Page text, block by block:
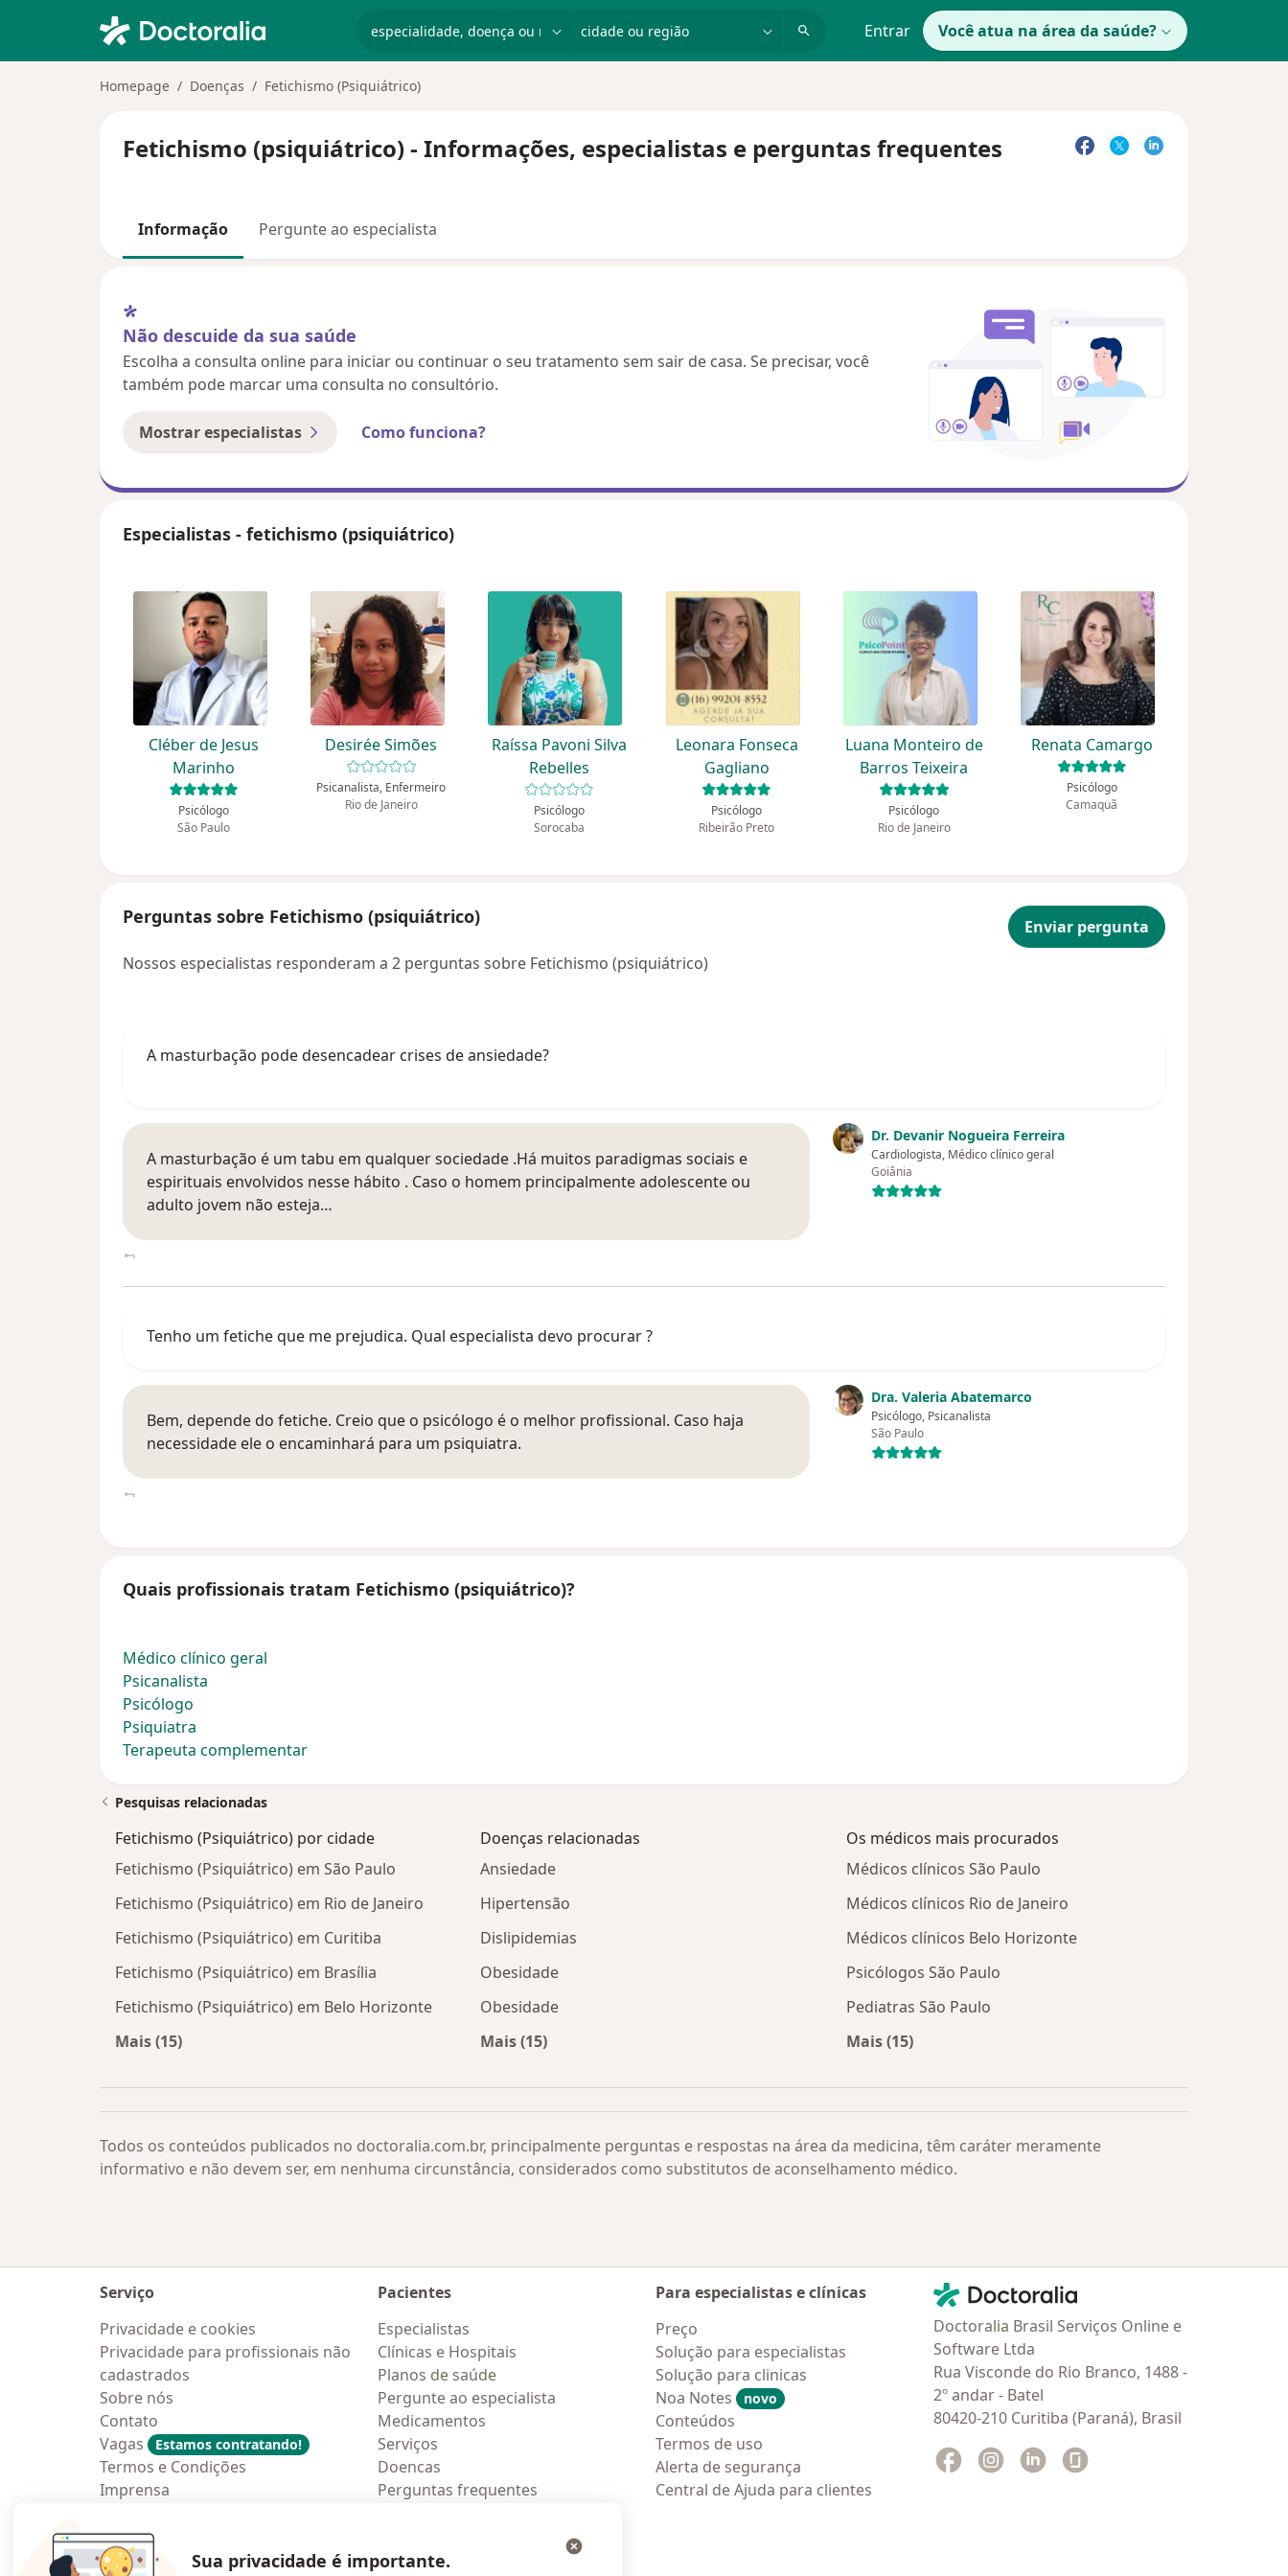
Entrar Você atua na área da saúde?
Homepage Doenças Fetichismo (Psiquiátrico)
Fetichismo (psiquiátrico) - Informações, especialistas e perguntas frequentes
Informação Pergunte ao especialista
Não descuide da sua saúde
Escolha a consulta online para iniciar ou continuar o seu tratamento sem sair de casa. Se precisar, você
também pode marcar uma consulta no consultório.
Mostrar especialistas Como funciona?
Especialistas - fetichismo (psiquiátrico)
Cléber de Jesus
Marinho
Psicólogo
São Paulo
Desirée Simões
Psicanalista, Enfermeiro
Rio de Janeiro
Raíssa Pavoni Silva
Rebelles
Psicólogo
Sorocaba
Leonara Fonseca
Gagliano
Psicólogo
Ribeirão Preto
Luana Monteiro de
Barros Teixeira
Psicólogo
Rio de Janeiro
Renata Camargo
Psicólogo
Camaquã
Perguntas sobre Fetichismo (psiquiátrico)
Enviar pergunta
Nossos especialistas responderam a 2 perguntas sobre Fetichismo (psiquiátrico)
A masturbação pode desencadear crises de ansiedade?
Dr. Devanir Nogueira Ferreira
Cardiologista, Médico clínico geral
Goiânia
A masturbação é um tabu em qualquer sociedade .Há muitos paradigmas sociais e
espirituais envolvidos nesse hábito . Caso o homem principalmente adolescente ou
adulto jovem não esteja…
Tenho um fetiche que me prejudica. Qual especialista devo procurar ?
Dra. Valeria Abatemarco
Psicólogo, Psicanalista
São Paulo
Bem, depende do fetiche. Creio que o psicólogo é o melhor profissional. Caso haja
necessidade ele o encaminhará para um psiquiatra.
Quais profissionais tratam Fetichismo (psiquiátrico)?
Médico clínico geral
Psicanalista
Psicólogo
Psiquiatra
Terapeuta complementar
Pesquisas relacionadas
Fetichismo (Psiquiátrico) por cidade
Fetichismo (Psiquiátrico) em São Paulo
Fetichismo (Psiquiátrico) em Rio de Janeiro
Fetichismo (Psiquiátrico) em Curitiba
Fetichismo (Psiquiátrico) em Brasília
Fetichismo (Psiquiátrico) em Belo Horizonte
Mais (15)
Doenças relacionadas
Ansiedade
Hipertensão
Dislipidemias
Obesidade
Obesidade
Mais (15)
Os médicos mais procurados
Médicos clínicos São Paulo
Médicos clínicos Rio de Janeiro
Médicos clínicos Belo Horizonte
Psicólogos São Paulo
Pediatras São Paulo
Mais (15)
Todos os conteúdos publicados no doctoralia.com.br, principalmente perguntas e respostas na área da medicina, têm caráter meramente
informativo e não devem ser, em nenhuma circunstância, considerados como substitutos de aconselhamento médico.
Serviço
Privacidade e cookies
Privacidade para profissionais não
cadastrados
Sobre nós
Contato
Vagas
Estamos contratando!
Termos e Condições
Imprensa
Pacientes
Especialistas
Clínicas e Hospitais
Planos de saúde
Pergunte ao especialista
Medicamentos
Serviços
Doencas
Perguntas frequentes
Para especialistas e clínicas
Preço
Solução para especialistas
Solução para clinicas
Noa Notes
novo
Conteúdos
Termos de uso
Alerta de segurança
Central de Ajuda para clientes
Contato
Doctoralia - Homepage
Doctoralia Brasil Serviços Online e
Software Ltda
Rua Visconde do Rio Branco, 1488 -
2º andar - Batel
80420-210 Curitiba (Paraná), Brasil
Facebook
abre num novo separador
Instagram
abre num novo separador
Linkedin
abre num novo separador
Sua privacidade é importante.